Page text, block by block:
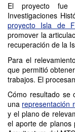
El proyecto fue
Investigaciones
proyecto Isla de
promover la
recuperación de la
Para el
que permitió
trabajos. El
Cómo resultado se
una representación
y el plano de
el aporte de planos